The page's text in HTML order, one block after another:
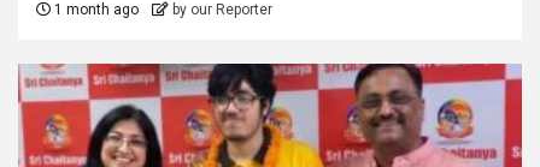
1 month ago by our Reporter